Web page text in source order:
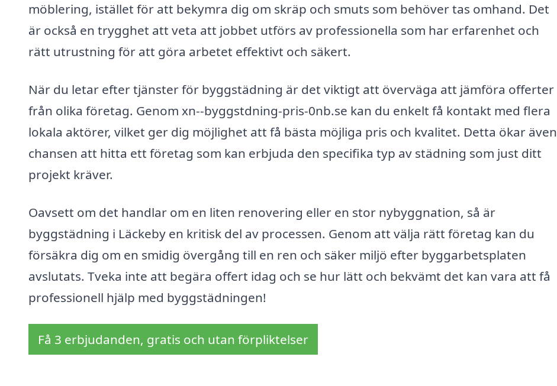
möblering, istället för att bekymra dig om skräp och smuts som behöver tas omhand. Det
är också en trygghet att veta att jobbet utförs av professionella som har erfarenhet och
rätt utrustning för att göra arbetet effektivt och säkert.
När du letar efter tjänster för byggstädning är det viktigt att överväga att jämföra offerter
från olika företag. Genom xn--byggstdning-pris-0nb.se kan du enkelt få kontakt med flera
lokala aktörer, vilket ger dig möjlighet att få bästa möjliga pris och kvalitet. Detta ökar även
chansen att hitta ett företag som kan erbjuda den specifika typ av städning som just ditt
projekt kräver.
Oavsett om det handlar om en liten renovering eller en stor nybyggnation, så är
byggstädning i Läckeby en kritisk del av processen. Genom att välja rätt företag kan du
försäkra dig om en smidig övergång till en ren och säker miljö efter byggarbetsplaten
avslutats. Tveka inte att begära offert idag och se hur lätt och bekvämt det kan vara att få
professionell hjälp med byggstädningen!
Få 3 erbjudanden, gratis och utan förpliktelser